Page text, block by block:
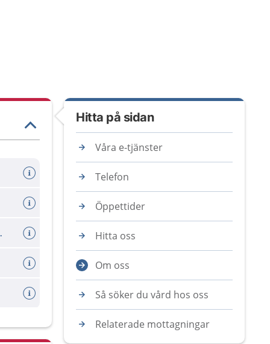
Hitta på sidan
Våra e-tjänster
Telefon
Öppettider
Hitta oss
Om oss
Så söker du vård hos oss
Relaterade mottagningar